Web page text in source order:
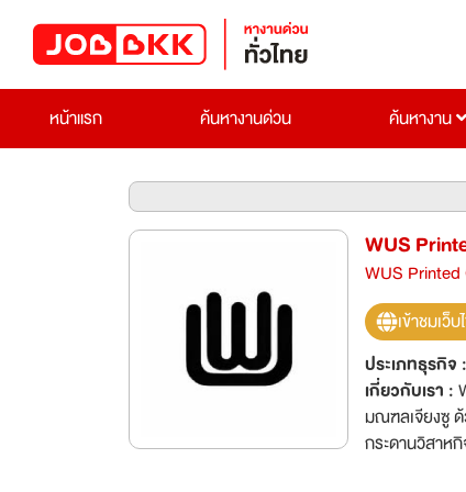
หน้าแรก
ค้นหางานด่วน ค้นหางาน
WUS
WUS
เข้าชมเว็บ
ประเภทธุรกิจ :
เกี่ยวกับเรา :
มณฑลเจียงซู
กระดานวิสาห